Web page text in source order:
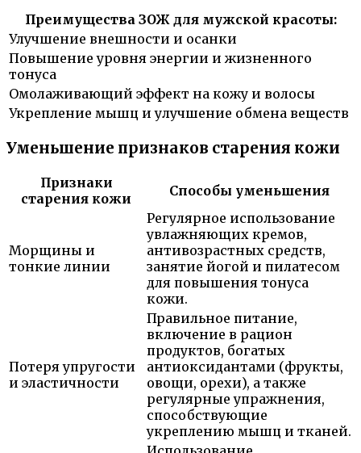
Преимущества ЗОЖ для мужской красоты:
Улучшение внешности и осанки
Повышение уровня энергии и жизненного
тонуса
Омолаживающий эффект на кожу и волосы
Укрепление мышц и улучшение обмена веществ
Уменьшение признаков старения кожи
Признаки
старения кожи
Способы уменьшения
Морщины и
тонкие линии
Регулярное использование
увлажняющих кремов,
антивозрастных средств,
занятие йогой и пилатесом
для повышения тонуса
кожи.
Потеря упругости
и эластичности
Правильное питание,
включение в рацион
продуктов, богатых
антиоксидантами (фрукты,
овощи, орехи), а также
регулярные упражнения,
способствующие
укреплению мышц и тканей.